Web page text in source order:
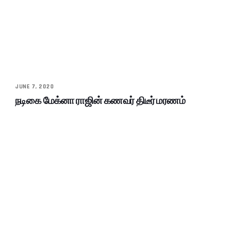
JUNE 7, 2020
நடிகை மேக்னா ராஜின் கணவர் திடீர் மரணம்